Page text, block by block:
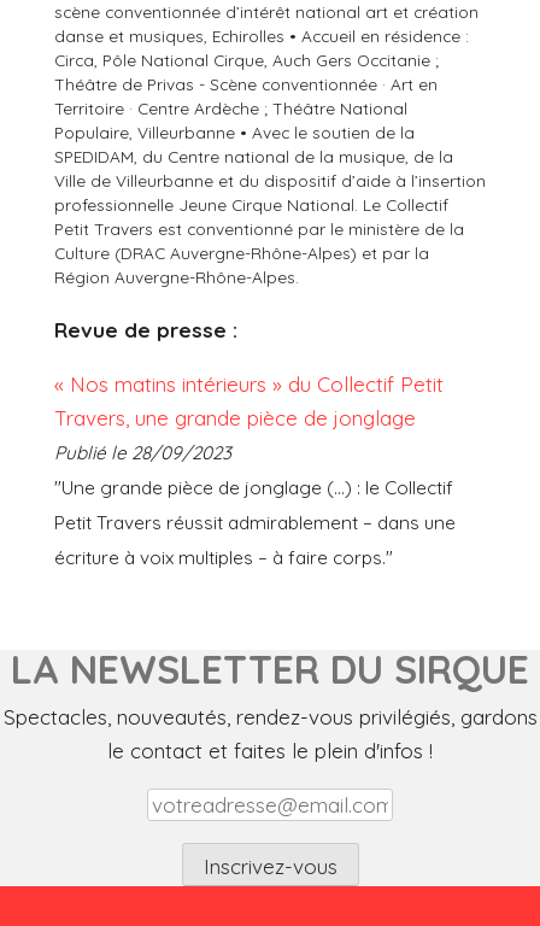
scène conventionnée d’intérêt national art et création
danse et musiques, Echirolles • Accueil en résidence :
Circa, Pôle National Cirque, Auch Gers Occitanie ;
Théâtre de Privas - Scène conventionnée · Art en
Territoire · Centre Ardèche ; Théâtre National
Populaire, Villeurbanne • Avec le soutien de la
SPEDIDAM, du Centre national de la musique, de la
Ville de Villeurbanne et du dispositif d’aide à l’insertion
professionnelle Jeune Cirque National. Le Collectif
Petit Travers est conventionné par le ministère de la
Culture (DRAC Auvergne-Rhône-Alpes) et par la
Région Auvergne-Rhône-Alpes.
Revue de presse :
« Nos matins intérieurs » du Collectif Petit
Travers, une grande pièce de jonglage
Publié le 28/09/2023
"Une grande pièce de jonglage (...) : le Collectif
Petit Travers réussit admirablement – dans une
écriture à voix multiples – à faire corps."
LA NEWSLETTER DU SIRQUE
Spectacles, nouveautés, rendez-vous privilégiés, gardons
le contact et faites le plein d'infos !